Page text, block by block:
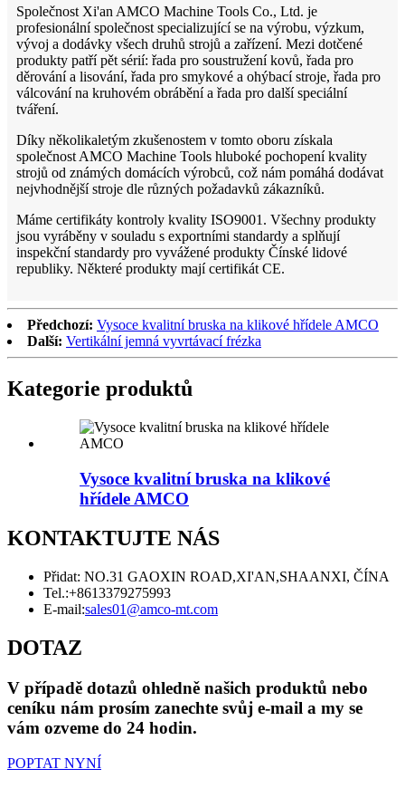
Společnost Xi'an AMCO Machine Tools Co., Ltd. je
profesionální společnost specializující se na výrobu, výzkum,
vývoj a dodávky všech druhů strojů a zařízení. Mezi dotčené
produkty patří pět sérií: řada pro soustružení kovů, řada pro
děrování a lisování, řada pro smykové a ohýbací stroje, řada pro
válcování na kruhovém obrábění a řada pro další speciální
tváření.
Díky několikaletým zkušenostem v tomto oboru získala
společnost AMCO Machine Tools hluboké pochopení kvality
strojů od známých domácích výrobců, což nám pomáhá dodávat
nejvhodnější stroje dle různých požadavků zákazníků.
Máme certifikáty kontroly kvality ISO9001. Všechny produkty
jsou vyráběny v souladu s exportními standardy a splňují
inspekční standardy pro vyvážené produkty Čínské lidové
republiky. Některé produkty mají certifikát CE.
Předchozí: Vysoce kvalitní bruska na klikové hřídele AMCO
Další: Vertikální jemná vyvrtávací frézka
Kategorie produktů
Vysoce kvalitní bruska na klikové
hřídele AMCO
KONTAKTUJTE NÁS
Přidat: NO.31 GAOXIN ROAD,XI'AN,SHAANXI, ČÍNA
Tel.:+8613379275993
E-mail:sales01@amco-mt.com
DOTAZ
V případě dotazů ohledně našich produktů nebo
ceníku nám prosím zanechte svůj e-mail a my se
vám ozveme do 24 hodin.
POPTAT NYNÍ